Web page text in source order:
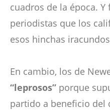
cuadros de la época.
periodistas que los
esos hinchas
En cambio, los de
“leprosos” porque
partido a beneficio del